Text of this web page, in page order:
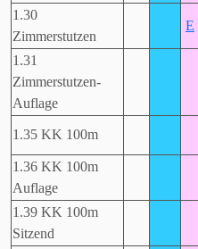
1.30
Zimmerstutzen
E
1.31
Zimmerstutzen-
Auflage
1.35 KK 100m
1.36 KK 100m
Auflage
1.39 KK 100m
Sitzend